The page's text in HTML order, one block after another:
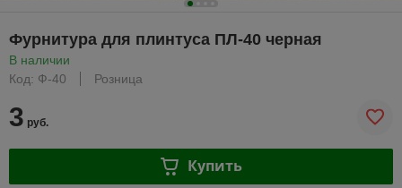
Фурнитура для плинтуса ПЛ-40 черная
В наличии
Код: Ф-40
Розница
3 руб.
Купить